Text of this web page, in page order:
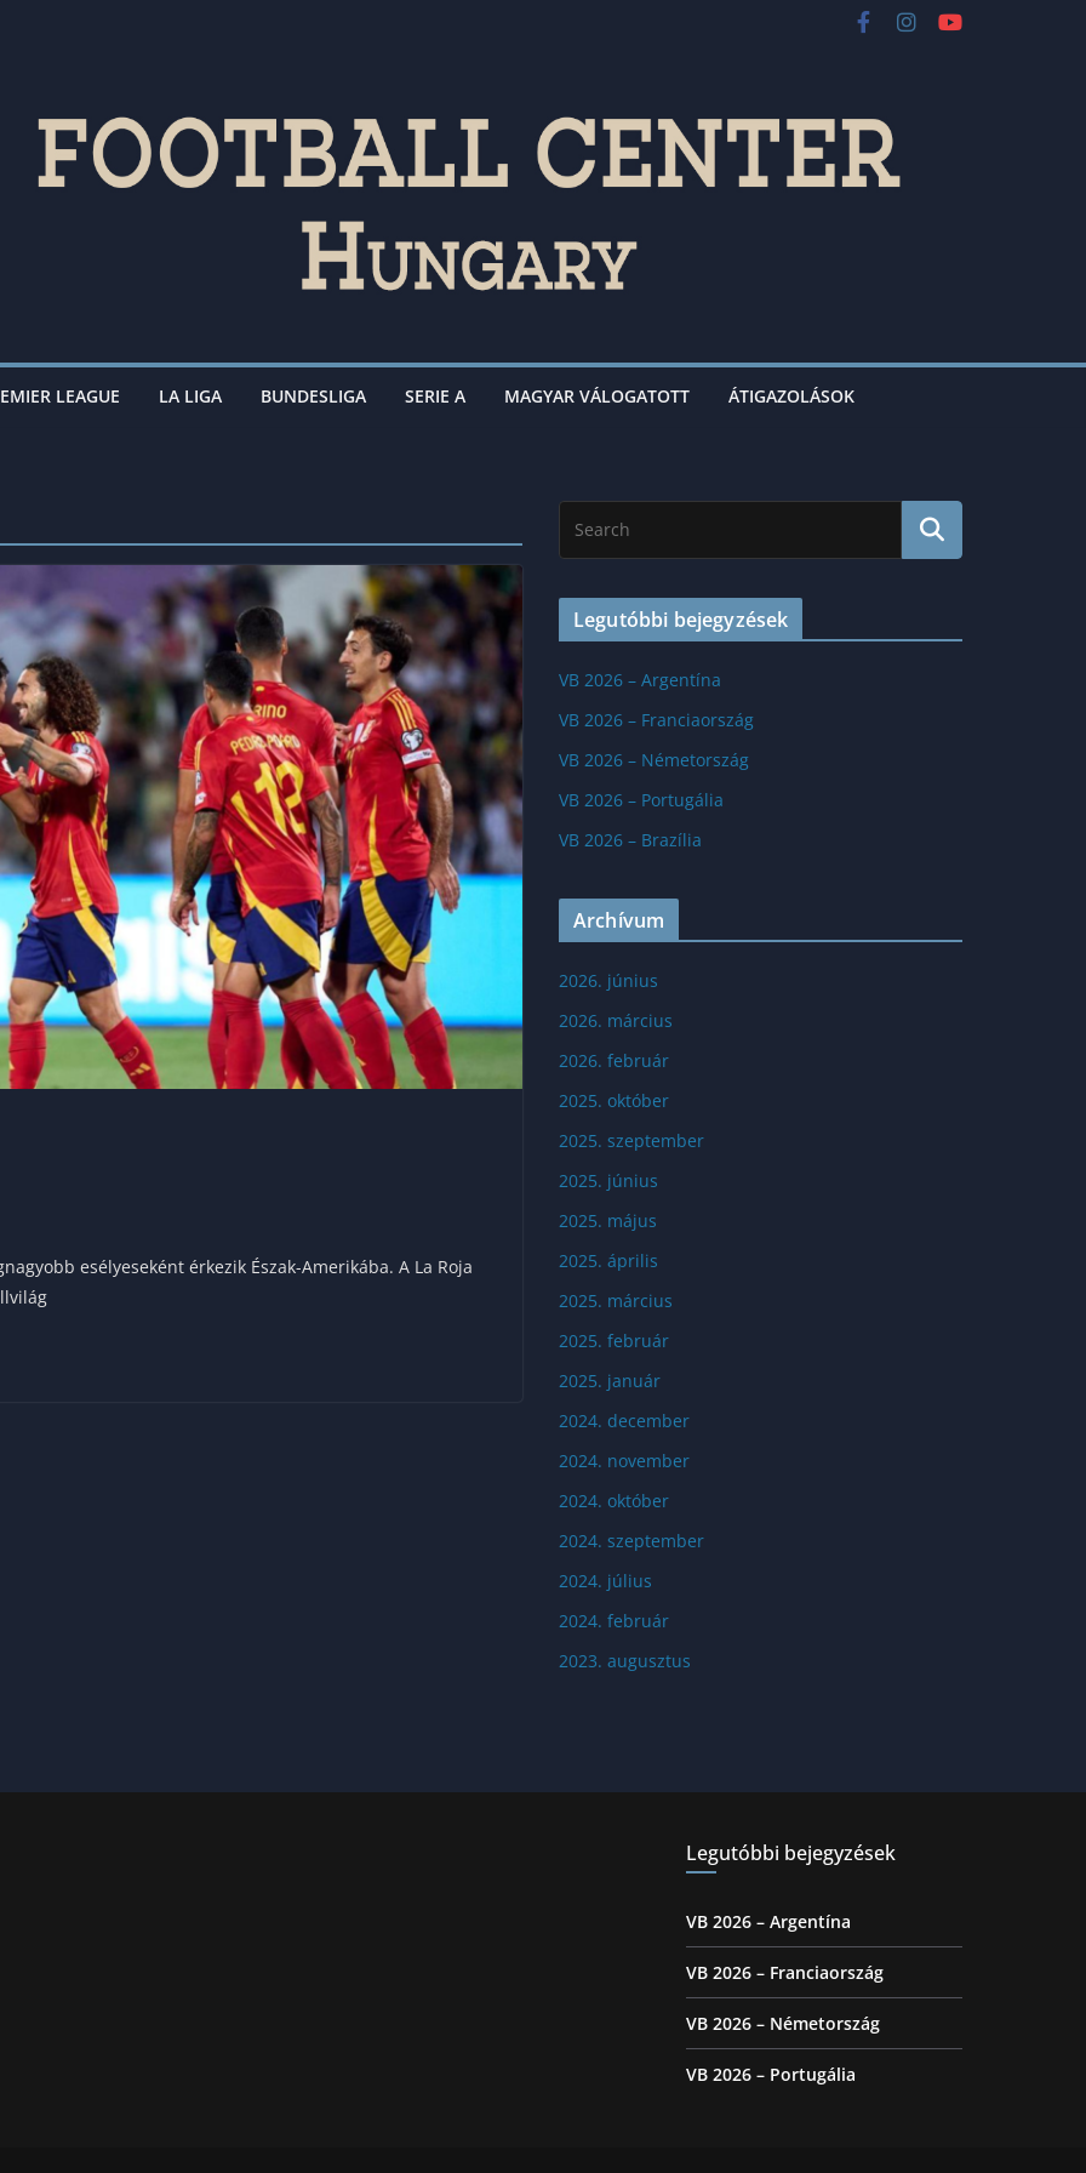
LEAGUE LA LIGA BUNDESLIGA SERIE A MAGYAR VÁLOGATOTT ÁTIGAZOLÁSOK
esélyeseként érkezik Észak-Amerikába. A La Roja
Legutóbbi bejegyzések
VB 2026 – Argentína
VB 2026 – Franciaország
VB 2026 – Németország
VB 2026 – Portugália
VB 2026 – Brazília
Archívum
2026. június
2026. március
2026. február
2025. október
2025. szeptember
2025. június
2025. május
2025. április
2025. március
2025. február
2025. január
2024. december
2024. november
2024. október
2024. szeptember
2024. július
2024. február
2023. augusztus
Legutóbbi bejegyzések
VB 2026 – Argentína
VB 2026 – Franciaország
VB 2026 – Németország
VB 2026 – Portugália